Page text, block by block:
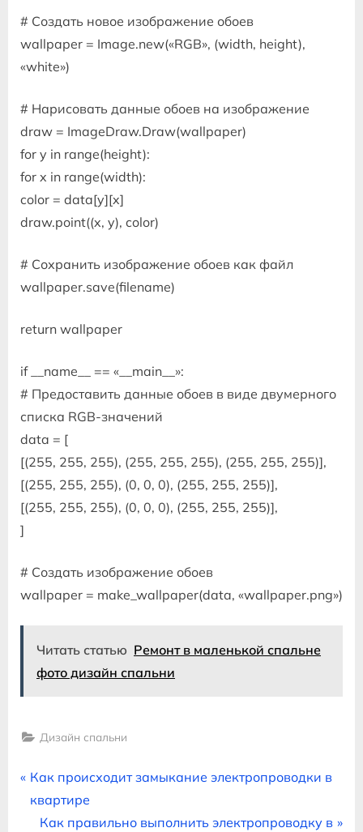
# Создать новое изображение обоев
wallpaper = Image.new(«RGB», (width, height),
«white»)
# Нарисовать данные обоев на изображение
draw = ImageDraw.Draw(wallpaper)
for y in range(height):
for x in range(width):
color = data[y][x]
draw.point((x, y), color)
# Сохранить изображение обоев как файл
wallpaper.save(filename)
return wallpaper
if __name__ == «__main__»:
# Предоставить данные обоев в виде двумерного
списка RGB-значений
data = [
[(255, 255, 255), (255, 255, 255), (255, 255, 255)],
[(255, 255, 255), (0, 0, 0), (255, 255, 255)],
[(255, 255, 255), (0, 0, 0), (255, 255, 255)],
]
# Создать изображение обоев
wallpaper = make_wallpaper(data, «wallpaper.png»)
Читать статью Ремонт в маленькой спальне
фото дизайн спальни
Дизайн спальни
Навигация
по
P
r
Как происходит замыкание электропроводки в
квартире
N
Как правильно выполнить электропроводку в